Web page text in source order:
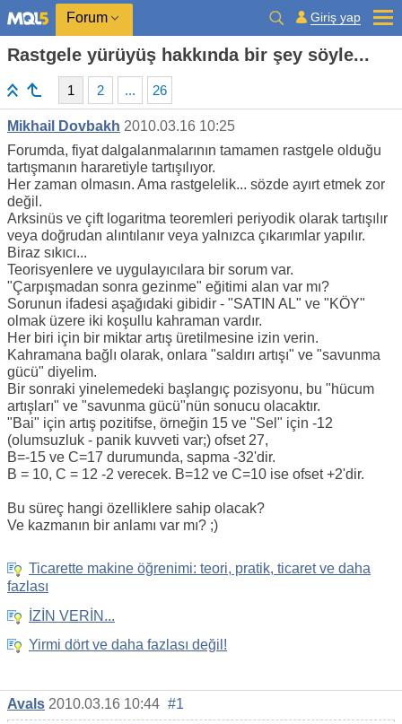
Forum Giriş yap
Rastgele yürüyüş hakkında bir şey söyle...
1 2 ... 26
Mikhail Dovbakh 2010.03.16 10:25
Forumda, fiyat dalgalanmalarının tamamen rastgele olduğu
tartışmanın hararetiyle tartışılıyor.
Her zaman olmasın. Ama rastgelelik... sözde ayırt etmek zor
değil.
Arksinüs ve çift logaritma teoremleri periyodik olarak tartışılır
veya doğrudan alıntılanır veya yalnızca çıkarımlar yapılır.
Biraz sıkıcı...
Teorisyenlere ve uygulayıcılara bir sorum var.
"Çarpışmadan sonra gezinme" eğitimi alan var mı?
Sorunun ifadesi aşağıdaki gibidir - "SATIN AL" ve "KÖY"
olmak üzere iki koşullu kahraman vardır.
Her biri için bir miktar artış üretilmesine izin verin.
Kahramana bağlı olarak, onlara "saldırı artışı" ve "savunma
gücü" diyelim.
Bir sonraki yinelemedeki başlangıç pozisyonu, bu "hücum
artışları" ve "savunma gücü"nün sonucu olacaktır.
"Bai" için artış pozitifse, örneğin 15 ve "Sel" için -12
(olumsuzluk - panik kuvveti var;) ofset 27,
B=-15 ve C=17 durumunda, sapma -32'dir.
B = 10, C = 12 -2 verecek. B=12 ve C=10 ise ofset +2'dir.
Bu süreç hangi özelliklere sahip olacak?
Ve kazmanın bir anlamı var mı? ;)
Ticarette makine öğrenimi: teori, pratik, ticaret ve daha
fazlası
İZİN VERİN...
Yirmi dört ve daha fazlası değil!
Avals 2010.03.16 10:44 #1